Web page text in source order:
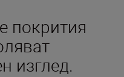
покрития
изглед.